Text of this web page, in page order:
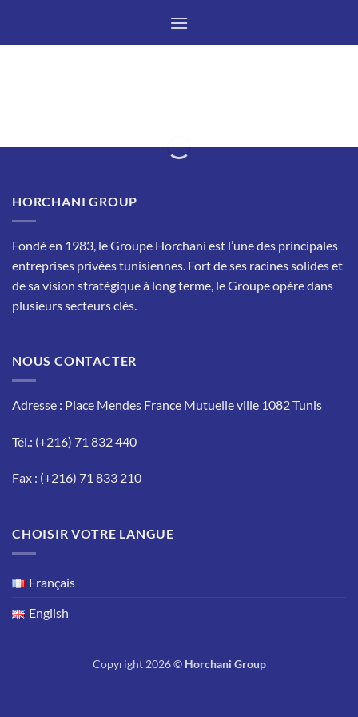
contenu
HORCHANI GROUP
Fondé en 1983, le Groupe Horchani est l’une des principales
entreprises privées tunisiennes. Fort de ses racines solides et
de sa vision stratégique à long terme, le Groupe opère dans
plusieurs secteurs clés.
NOUS CONTACTER
Adresse : Place Mendes France Mutuelle ville 1082 Tunis
Tél.: (+216) 71 832 440
Fax : (+216) 71 833 210
CHOISIR VOTRE LANGUE
Français
English
Copyright 2026 © Horchani Group